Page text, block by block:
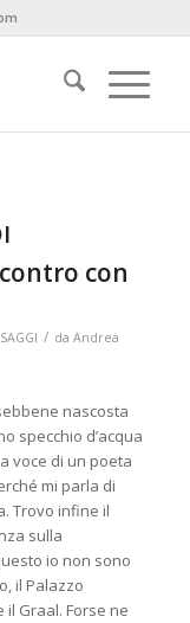
con
/ da Andrea
nascosta
specchio d’acqua
voce di un poeta
mi parla di
Trovo infine il
sulla
io non sono
il Palazzo
Graal. Forse ne